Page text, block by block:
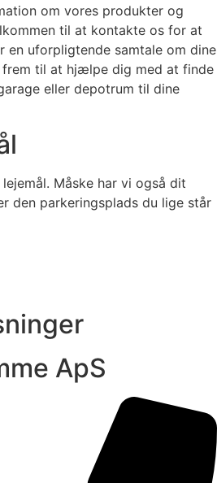
om vores produkter og
til at kontakte os for at
en uforpligtende samtale om dine
frem til at hjælpe dig med at finde
eller depotrum til dine
Måske har vi også dit
den parkeringsplads du lige står
ApS